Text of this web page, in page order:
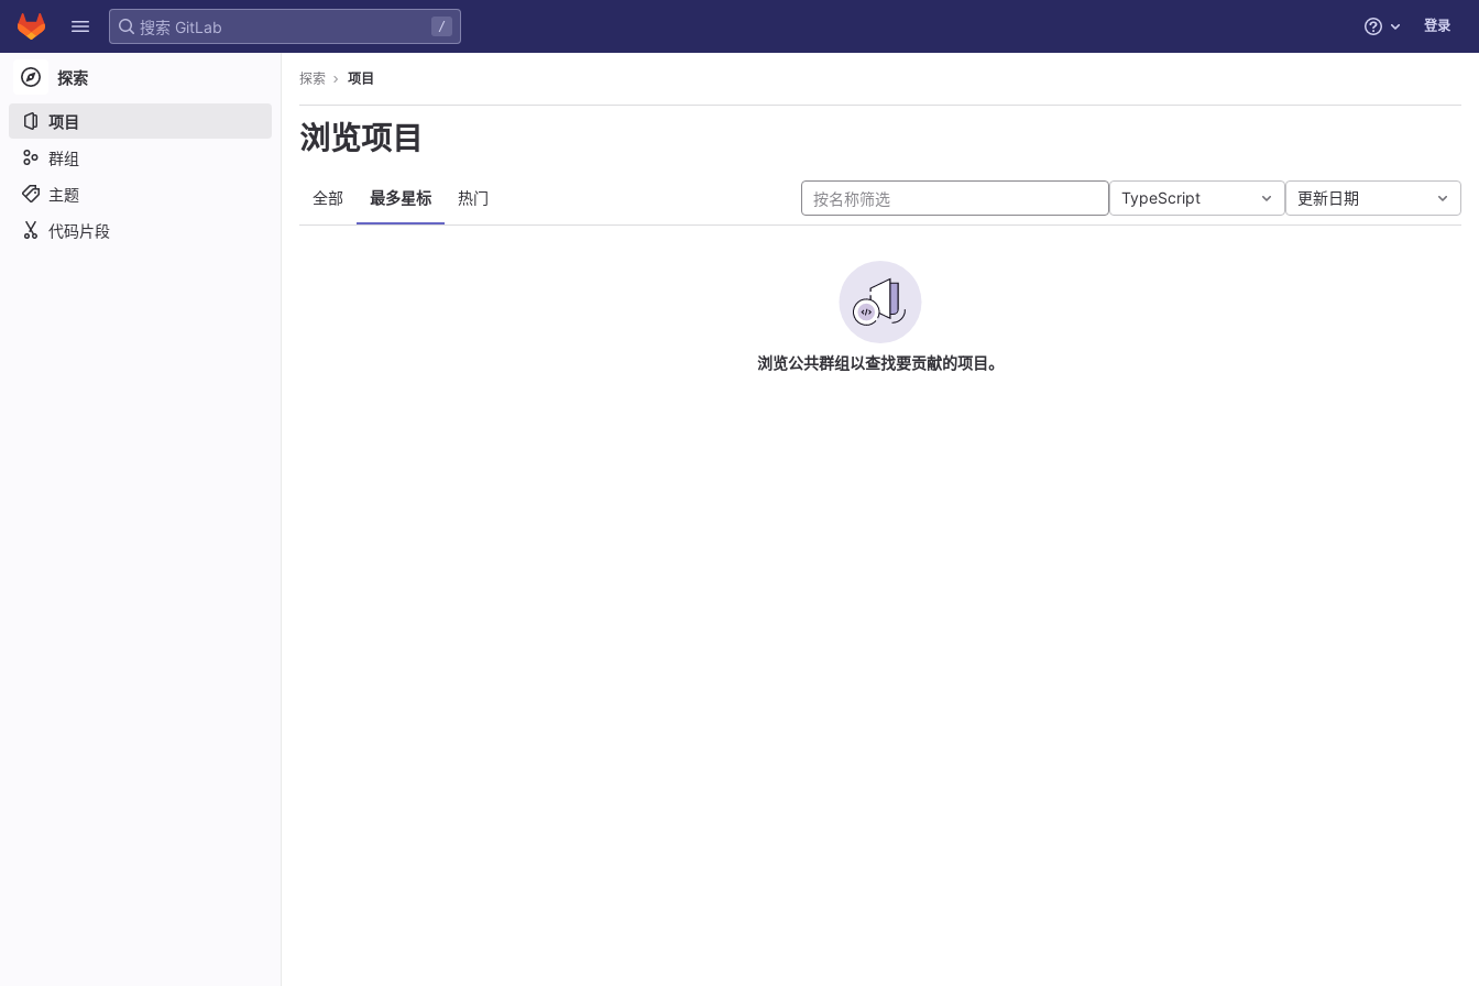
Skip to content
GitLab
/ 帮助 登录
探索
项目
群组
主题
代码片段
探索 项目
浏览项目
全部 最多星标 热门 TypeScript 更新日期
浏览公共群组以查找要贡献的项目。